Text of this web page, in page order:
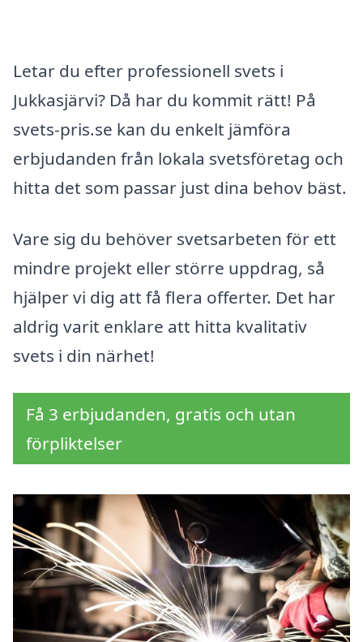
Letar du efter professionell svets i
Jukkasjärvi? Då har du kommit rätt! På
svets-pris.se kan du enkelt jämföra
erbjudanden från lokala svetsföretag och
hitta det som passar just dina behov bäst.
Vare sig du behöver svetsarbeten för ett
mindre projekt eller större uppdrag, så
hjälper vi dig att få flera offerter. Det har
aldrig varit enklare att hitta kvalitativ
svets i din närhet!
Få 3 erbjudanden, gratis och utan
förpliktelser